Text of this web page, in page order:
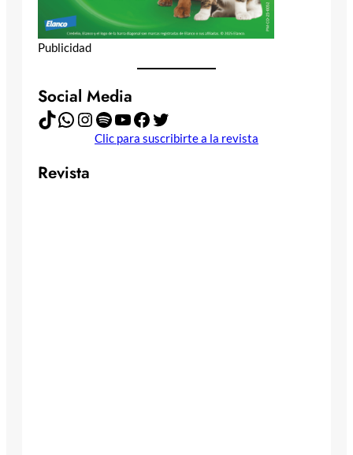
Publicidad
Social Media
TikTok WhatsApp Instagram Spotify YouTube Facebook Twitter
Clic para suscribirte a la revista
Revista